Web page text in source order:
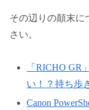
その辺りの顛末に
さい。
「RICHO
い！？持ち歩
Canon